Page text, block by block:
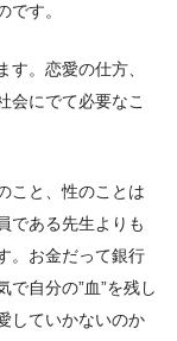
す。
。恋愛の仕方、
会にでて必要なこ
こと、性のことは
である先生よりも
。お金だって銀行
自分の”血”を残し
していかないのか